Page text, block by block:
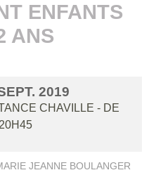
ENFANTS
ANS
2019
CHAVILLE - DE
JEANNE BOULANGER